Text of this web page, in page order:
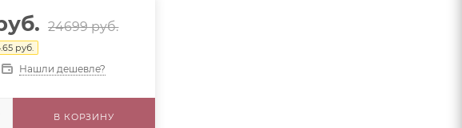
24699руб.
руб.
Нашли дешевле?
В КОРЗИНУ